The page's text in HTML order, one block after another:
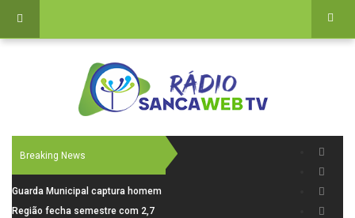
Breaking News
Guarda Municipal captura homem
procurado pela Justiça durante
Região fecha semestre com 2,7